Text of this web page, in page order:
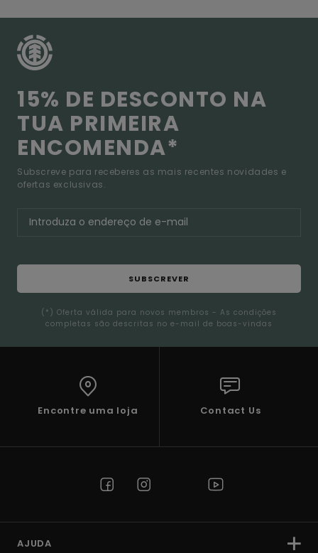
15% DE DESCONTO NA
TUA PRIMEIRA
ENCOMENDA*
Subscreve para receberes as mais recentes novidades e
ofertas exclusivas.
SUBSCREVER
(*) Oferta válida para novos membros - As condições
completas são descritas no e-mail de boas-vindas
Encontre uma loja Contact Us
AJUDA